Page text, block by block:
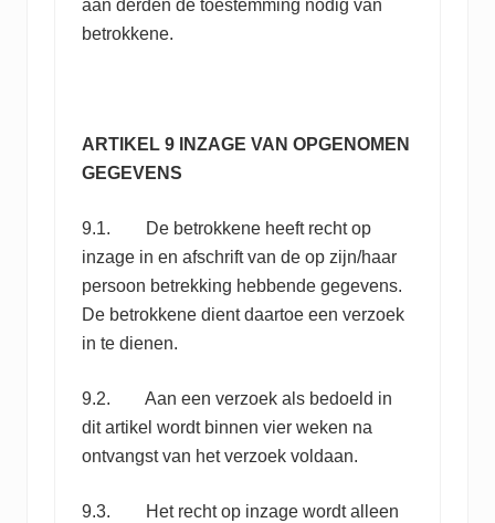
aan derden de toestemming nodig van
betrokkene.
ARTIKEL 9 INZAGE VAN OPGENOMEN
GEGEVENS
9.1. De betrokkene heeft recht op
inzage in en afschrift van de op zijn/haar
persoon betrekking hebbende gegevens.
De betrokkene dient daartoe een verzoek
in te dienen.
9.2. Aan een verzoek als bedoeld in
dit artikel wordt binnen vier weken na
ontvangst van het verzoek voldaan.
9.3. Het recht op inzage wordt alleen